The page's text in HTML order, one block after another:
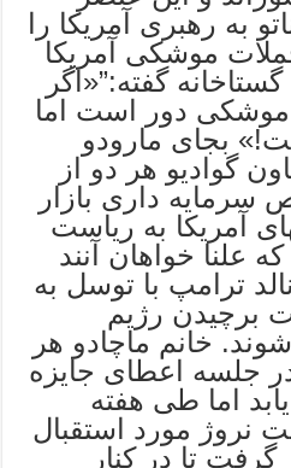
به رهبری آمریکا را
موشکی آمریکا
گفته:”«اگر
موشکی دور است اما
بجای مارودو
گوادیو هر دو از
سرمایه داری بازار
آمریکا به ریاست
علنا خواهان آنند
ترامپ با توسل به
برچیدن رژیم
خانم ماچادو هر
جلسه اعطای جایزه
اما طی هفته
نروژ مورد استقبال
تا در کنار